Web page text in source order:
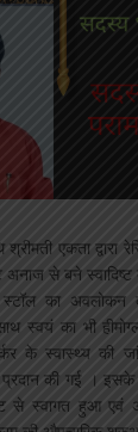
एकता द्वारा
अनाज से बने
स्टॉल का
स्वयं का भी
के स्वास्थ्य की
प्रदान की गई ।
से स्वागत हुआ एवं